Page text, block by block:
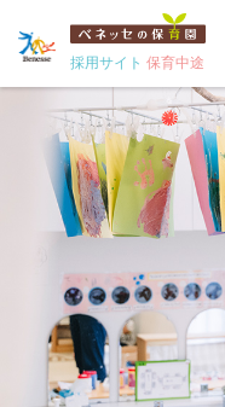
採用サイト 保育中途